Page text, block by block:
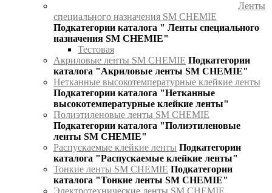
Ленты
специального назначения SM CHEMIE
Подкатегории каталога " Ленты специального
назначения SM CHEMIE"
Тестовая
Акриловые ленты SM CHEMIE Подкатегории
каталога "Акриловые ленты SM CHEMIE"
Нетканные высокотемпературные клейкие ленты
Подкатегории каталога "Нетканные
высокотемпературные клейкие ленты"
Полиэтиленовые ленты SM CHEMIE
Подкатегории каталога "Полиэтиленовые
ленты SM CHEMIE"
Распускаемые клейкие ленты Подкатегории
каталога "Распускаемые клейкие ленты"
Тонкие ленты SM CHEMIE Подкатегории
каталога "Тонкие ленты SM CHEMIE"
Электротехнические ленты SM CHEMIE